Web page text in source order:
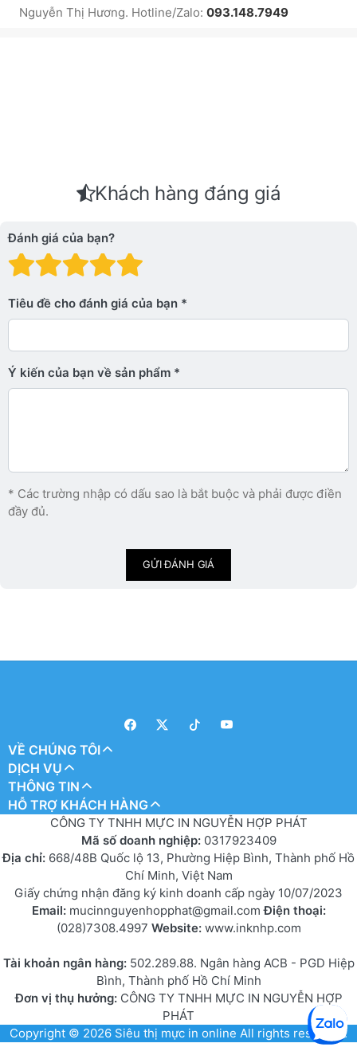
Nguyễn Thị Hương. Hotline/Zalo: 093.148.7949
Khách hàng đáng giá
Đánh giá của bạn?
Đánh giá: 4 trên 5
Đánh giá: 3 trên 5 sao.
Đánh giá: 2 trên 5 sao.
Đánh giá: 1 trên 5 sao. Xấu
Tiêu đề cho đánh giá của bạn
Ý kiến ​​của bạn về sản phẩm
* Các trường nhập có dấu sao là bắt buộc và phải được điền
đầy đủ.
GỬI ĐÁNH GIÁ
VỀ CHÚNG TÔI
DỊCH VỤ
THÔNG TIN
HỖ TRỢ KHÁCH HÀNG
CÔNG TY TNHH MỰC IN NGUYỄN HỢP PHÁT
Mã số doanh nghiệp: 0317923409
Địa chỉ: 668/48B Quốc lộ 13, Phường Hiệp Bình, Thành phố Hồ
Chí Minh, Việt Nam
Giấy chứng nhận đăng ký kinh doanh cấp ngày 10/07/2023
Email: mucinnguyenhopphat@gmail.comĐiện thoại:
(028)7308.4997 Website: www.inknhp.com
Tài khoản ngân hàng: 502.289.88. Ngân hàng ACB - PGD Hiệp
Bình, Thành phố Hồ Chí Minh
Đơn vị thụ hưởng:CÔNG TY TNHH MỰC IN NGUYỄN HỢP
PHÁT
Copyright © 2026 Siêu thị mực in online All rights reserved.